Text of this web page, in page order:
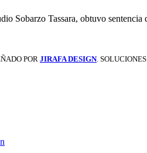
Sobarzo Tassara, obtuvo
POR JIRAFA DESIGN.